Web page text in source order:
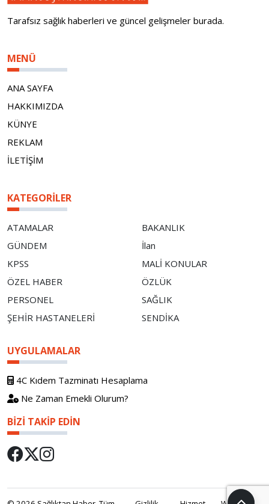
Tarafsız sağlık haberleri ve güncel gelişmeler burada.
MENÜ
ANA SAYFA
HAKKIMIZDA
KÜNYE
REKLAM
İLETİŞİM
KATEGORILER
ATAMALAR
BAKANLIK
GÜNDEM
İlan
KPSS
MALİ KONULAR
ÖZEL HABER
ÖZLÜK
PERSONEL
SAĞLIK
ŞEHİR HASTANELERİ
SENDİKA
UYGULAMALAR
4C Kıdem Tazminatı Hesaplama
Ne Zaman Emekli Olurum?
BIZI TAKIP EDIN